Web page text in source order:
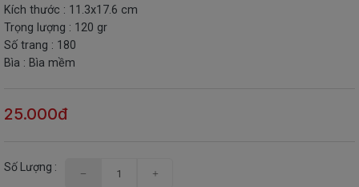
ĐỒ
CHƠI
THIẾT
BỊ
Kích thước : 11.3x17.6 cm
Trọng lượng : 120 gr
Số trang : 180
Bìa : Bìa mềm
25.000đ
Số Lượng :